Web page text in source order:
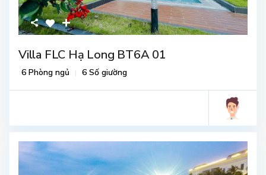
Villa FLC Hạ Long BT6A 01
6 Phòng ngủ 6 Số giường